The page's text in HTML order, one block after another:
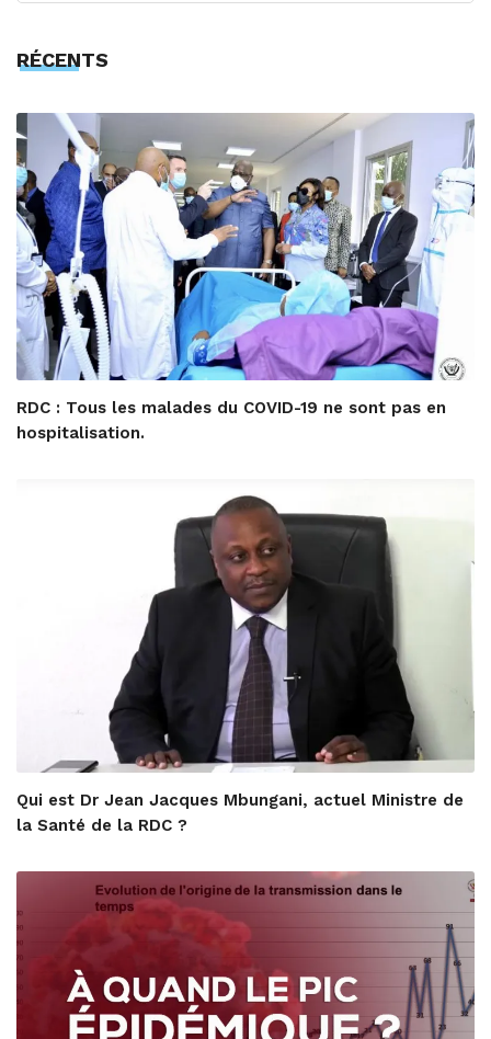
RÉCENTS
RDC : Tous les malades du COVID-19 ne sont pas en
hospitalisation.
Qui est Dr Jean Jacques Mbungani, actuel Ministre de
la Santé de la RDC ?